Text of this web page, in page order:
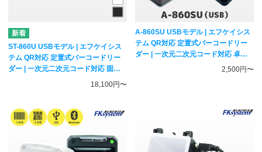
ST-860U USBモデル | エフケイシス
テム QR対応 定置式バーコードリー
ダー | 一次元二次元コード対応 固定
18,100円〜
A-860SU USBモデル | エフケイシス
テム QR対応 定置式バーコードリー
ダー | 一次元二次元コード対応 卓上
2,500円〜